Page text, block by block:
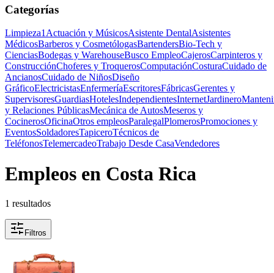
Categorías
Limpieza1Actuación y MúsicosAsistente DentalAsistentes
MédicosBarberos y CosmetólogasBartendersBio-Tech y
CienciasBodegas y WarehouseBusco EmpleoCajerosCarpinteros y
ConstrucciónChoferes y TroquerosComputaciónCosturaCuidado de
AncianosCuidado de NiñosDiseño
GráficoElectricistasEnfermeríaEscritoresFábricasGerentes y
SupervisoresGuardiasHotelesIndependientesInternetJardinero
y Relaciones PúblicasMecánica de AutosMeseros y
CocinerosOficinaOtros empleosParalegalPlomerosPromociones y
EventosSoldadoresTapiceroTécnicos de
TeléfonosTelemercadeoTrabajo Desde CasaVendedores
Empleos en Costa Rica
1 resultados
Filtros